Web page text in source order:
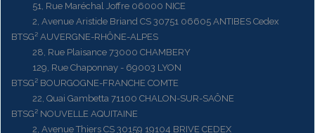
51, Rue Maréchal Joffre 06000 NICE
2, Avenue Aristide Briand CS 30751 06605 ANTIBES Cedex
BTSG² AUVERGNE-RHÔNE-ALPES
28, Rue Plaisance 73000 CHAMBERY
129, Rue Chaponnay - 69003 LYON
BTSG² BOURGOGNE-FRANCHE COMTE
22, Quai Gambetta 71100 CHALON-SUR-SAÔNE
BTSG² NOUVELLE AQUITAINE
2, Avenue Thiers CS 30159 19104 BRIVE CEDEX